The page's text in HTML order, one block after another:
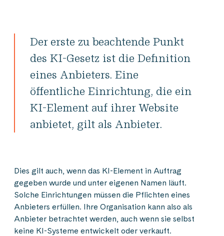
Der erste zu beachtende Punkt
des KI-Gesetz ist die Definition
eines Anbieters. Eine
öffentliche Einrichtung, die ein
KI-Element auf ihrer Website
anbietet, gilt als Anbieter.
Dies gilt auch, wenn das KI-Element in Auftrag
gegeben wurde und unter eigenen Namen läuft.
Solche Einrichtungen müssen die Pflichten eines
Anbieters erfüllen. Ihre Organisation kann also als
Anbieter betrachtet werden, auch wenn sie selbst
keine KI-Systeme entwickelt oder verkauft.